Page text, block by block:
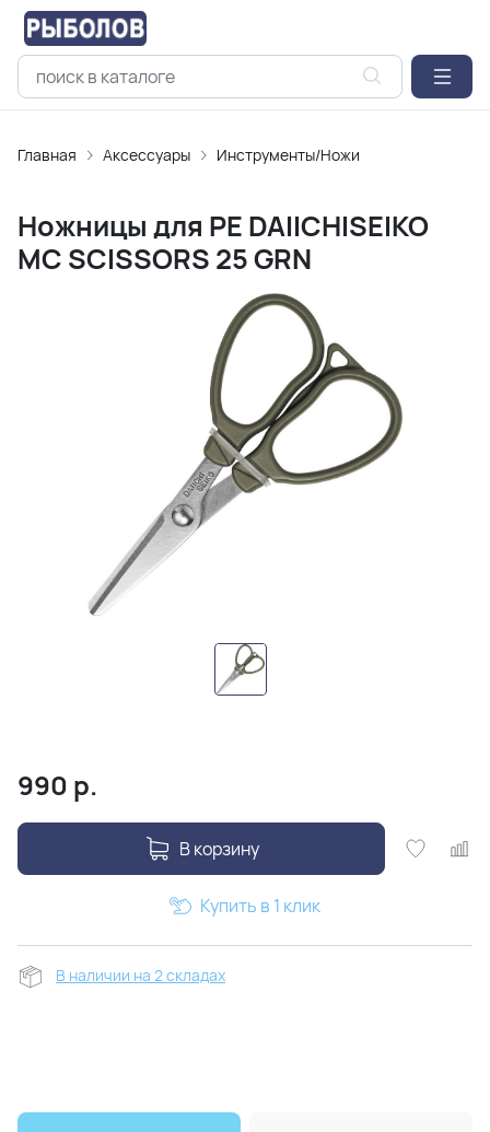
Главная Аксессуары Инструменты/Ножи
Ножницы для PE DAIICHISEIKO
MC SCISSORS 25 GRN
990 р.
В корзину
Купить в 1 клик
В наличии на 2 складах